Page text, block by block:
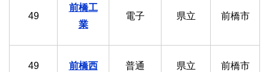
49
前橋工
業
電子 県立 前橋市
49 前橋西 普通 県立 前橋市